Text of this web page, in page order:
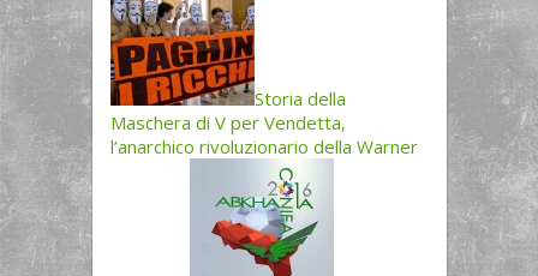
Storia della
Maschera di V per Vendetta,
l’anarchico rivoluzionario della Warner